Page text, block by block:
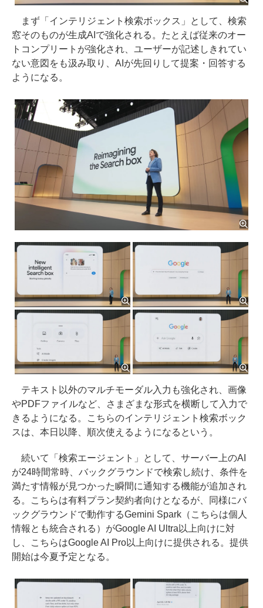
まず「インテリジェント検索ボックス」として、検索
窓そのものが生成AIで強化される。たとえば従来のオー
トコンプリートが強化され、ユーザーが記述しきれてい
ない意図をも汲み取り、AIが先回りして提案・回答する
ようになる。
テキスト以外のマルチモーダル入力も強化され、画像
やPDFファイルなど、さまざまな形式を横断して入力で
きるようになる。こちらのインテリジェント検索ボック
スは、本日以降、順次使えるようになるという。
続いて「検索エージェント」として、サーバー上のAI
が24時間常時、バックグラウンドで検索し続け、条件を
満たす情報が見つかった瞬間に通知する機能が追加され
る。こちらは有料プラン契約者向けとなるが、同様にバ
ックグラウンドで動作するGemini Spark（こちらは個人
情報とも統合される）がGoogle AI Ultra以上向けに対
し、こちらはGoogle AI Pro以上向けに提供される。提供
開始は今夏予定となる。